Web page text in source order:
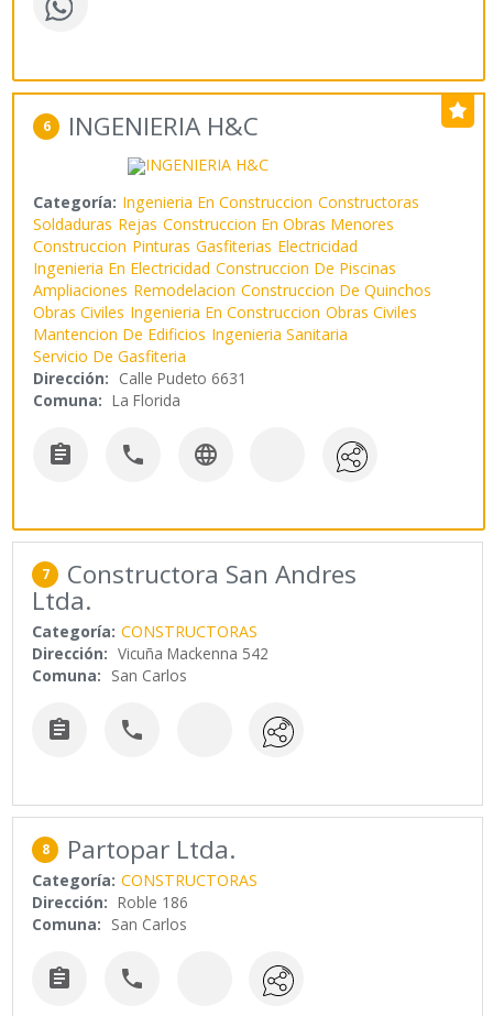
6 INGENIERIA H&C
Categoría: Ingenieria En Construccion Constructoras
Soldaduras Rejas Construccion En Obras Menores
Construccion Pinturas Gasfiterias Electricidad
Ingenieria En Electricidad Construccion De Piscinas
Ampliaciones Remodelacion Construccion De Quinchos
Obras Civiles Ingenieria En Construccion Obras Civiles
Mantencion De Edificios Ingenieria Sanitaria
Servicio De Gasfiteria
Dirección: Calle Pudeto 6631
Comuna: La Florida
  
7 Constructora San Andres
Ltda.
Categoría: CONSTRUCTORAS
Dirección: Vicuña Mackenna 542
Comuna: San Carlos
 
8 Partopar Ltda.
Categoría: CONSTRUCTORAS
Dirección: Roble 186
Comuna: San Carlos
 